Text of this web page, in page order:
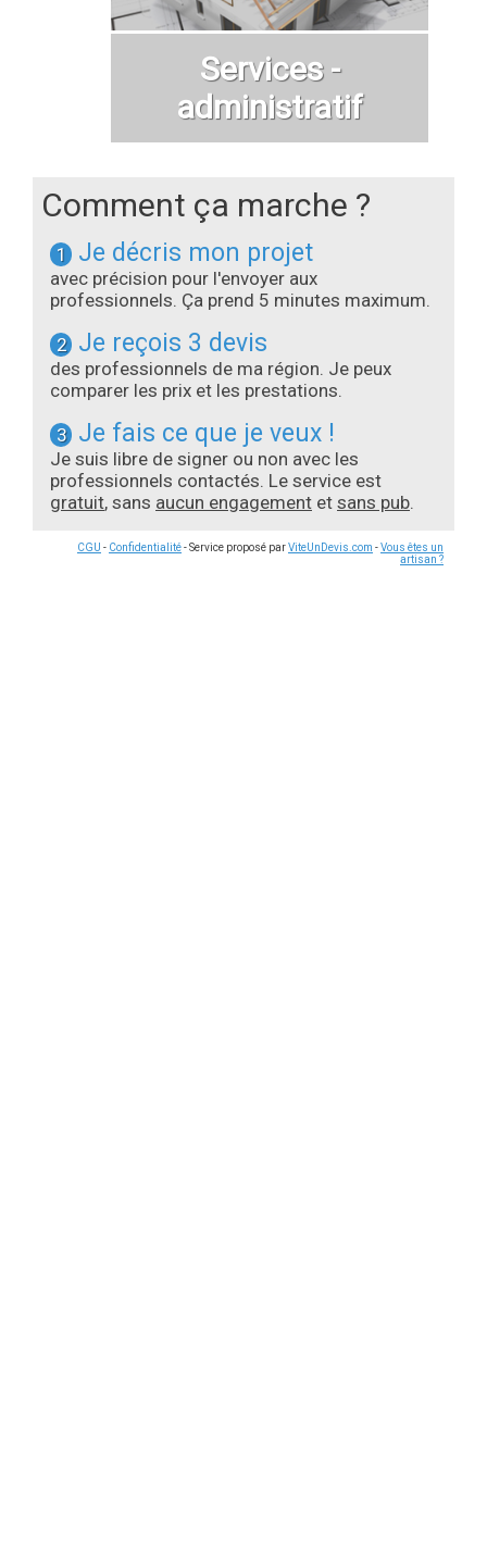
Services -
administratif
Comment ça marche ?
1 Je décris mon projet
avec précision pour l'envoyer aux
professionnels. Ça prend 5 minutes maximum.
2 Je reçois 3 devis
des professionnels de ma région. Je peux
comparer les prix et les prestations.
3 Je fais ce que je veux !
Je suis libre de signer ou non avec les
professionnels contactés. Le service est
gratuit, sans aucun engagement et sans pub.
CGU - Confidentialité- Service proposé parViteUnDevis.com -Vous êtes un
artisan ?